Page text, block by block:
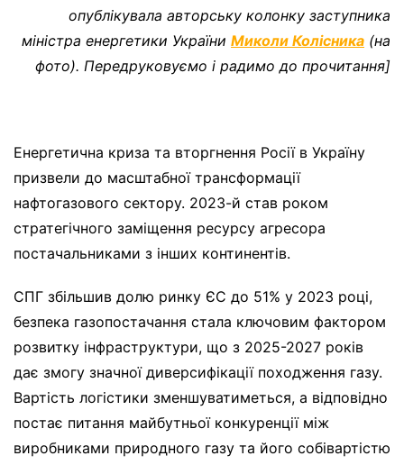
опублікувала авторську колонку заступника
міністра енергетики України Миколи Колісника (на
фото). Передруковуємо і радимо до прочитання]
Енергетична криза та вторгнення Росії в Україну
призвели до масштабної трансформації
нафтогазового сектору. 2023-й став роком
стратегічного заміщення ресурсу агресора
постачальниками з інших континентів.
СПГ збільшив долю ринку ЄС до 51% у 2023 році,
безпека газопостачання стала ключовим фактором
розвитку інфраструктури, що з 2025-2027 років
дає змогу значної диверсифікації походження газу.
Вартість логістики зменшуватиметься, а відповідно
постає питання майбутньої конкуренції між
виробниками природного газу та його собівартістю